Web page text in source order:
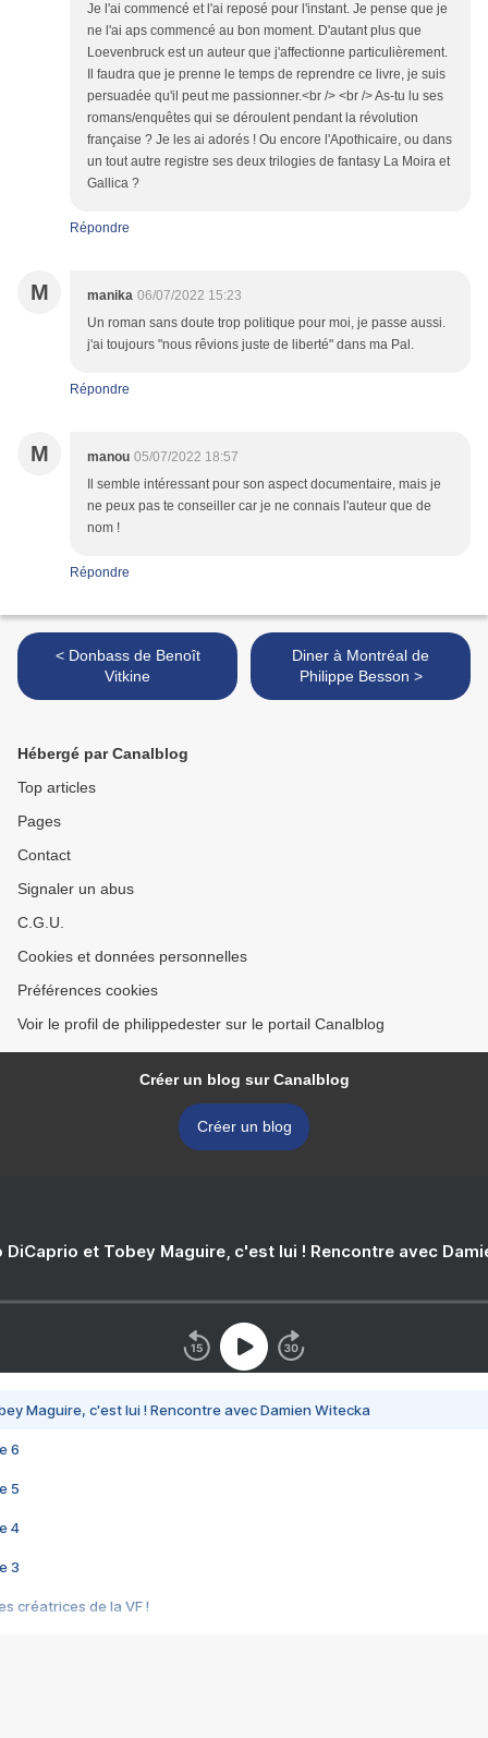
Je l'ai commencé et l'ai reposé pour l'instant. Je pense que je
ne l'ai aps commencé au bon moment. D'autant plus que
Loevenbruck est un auteur que j'affectionne particulièrement.
Il faudra que je prenne le temps de reprendre ce livre, je suis
persuadée qu'il peut me passionner.<br /> <br /> As-tu lu ses
romans/enquêtes qui se déroulent pendant la révolution
française ? Je les ai adorés ! Ou encore l'Apothicaire, ou dans
un tout autre registre ses deux trilogies de fantasy La Moira et
Gallica ?
Répondre
M manika 06/07/2022 15:23
Un roman sans doute trop politique pour moi, je passe aussi.
j'ai toujours "nous rêvions juste de liberté" dans ma Pal.
Répondre
M manou 05/07/2022 18:57
Il semble intéressant pour son aspect documentaire, mais je
ne peux pas te conseiller car je ne connais l'auteur que de
nom !
Répondre
< Donbass de Benoît
Vitkine
Diner à Montréal de
Philippe Besson >
Hébergé par Canalblog
Top articles
Pages
Contact
Signaler un abus
C.G.U.
Cookies et données personnelles
Préférences cookies
Voir le profil de philippedester sur le portail Canalblog
Créer un blog sur Canalblog
Créer un blog
DiCaprio et Tobey Maguire, c'est lui ! Rencontre avec
Maguire, c'est lui ! Rencontre avec Damien Witecka
6
5
4
3
créatrices de la VF !